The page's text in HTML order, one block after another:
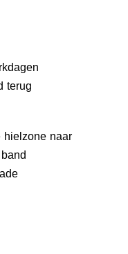
terug
hielzone naar